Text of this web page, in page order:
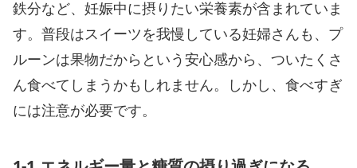
鉄分など、妊娠中に摂りたい栄養素が含まれていま
す。普段はスイーツを我慢している妊婦さんも、プ
ルーンは果物だからという安心感から、ついたくさ
ん食べてしまうかもしれません。しかし、食べすぎ
には注意が必要です。